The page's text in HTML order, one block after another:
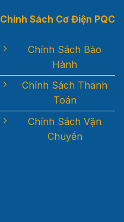
Chính Sách Cơ Điện PQC
Chính Sách Bảo
Hành
Chính Sách Thanh
Toán
Chính Sách Vận
Chuyển